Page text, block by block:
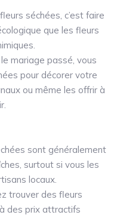
séchées, c’est faire
que les fleurs
mariage passé, vous
pour décorer votre
ou même les offrir à
sont généralement
surtout si vous les
locaux.
trouver des fleurs
des prix attractifs